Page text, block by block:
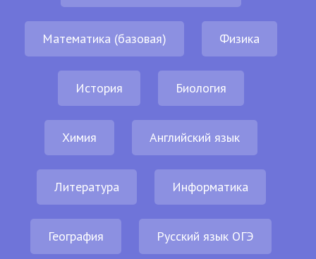
Математика (базовая) Физика
История Биология
Химия Английский язык
Литература Информатика
География Русский язык ОГЭ